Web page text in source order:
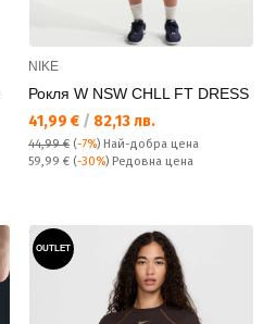
NIKE
Рокля W NSW CHLL FT DRESS
Текуща цена:
41,99 € / 82,13 лв.
44,99 € (-7%) Най-добра цена
Редовна цена:
59,99 € (-30%) Редовна цена
OUTLET